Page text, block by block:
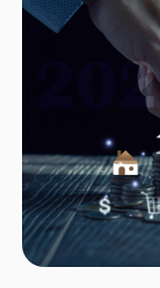
일본은행(BOJ)의 금리
일본 경제에 대한 기
밀리며 약세 전환. 2.
사이클 둔화 시사 연
2.8% 상승하며 연준
고착화 가능성을 시사
0.4%가 증가하며 상
두드러지게 나타남. 고
완고하게 유지되고 있
더 둔화될 가능성이 높
금리인하 접근 방식을
금리인하 기대감이 낮